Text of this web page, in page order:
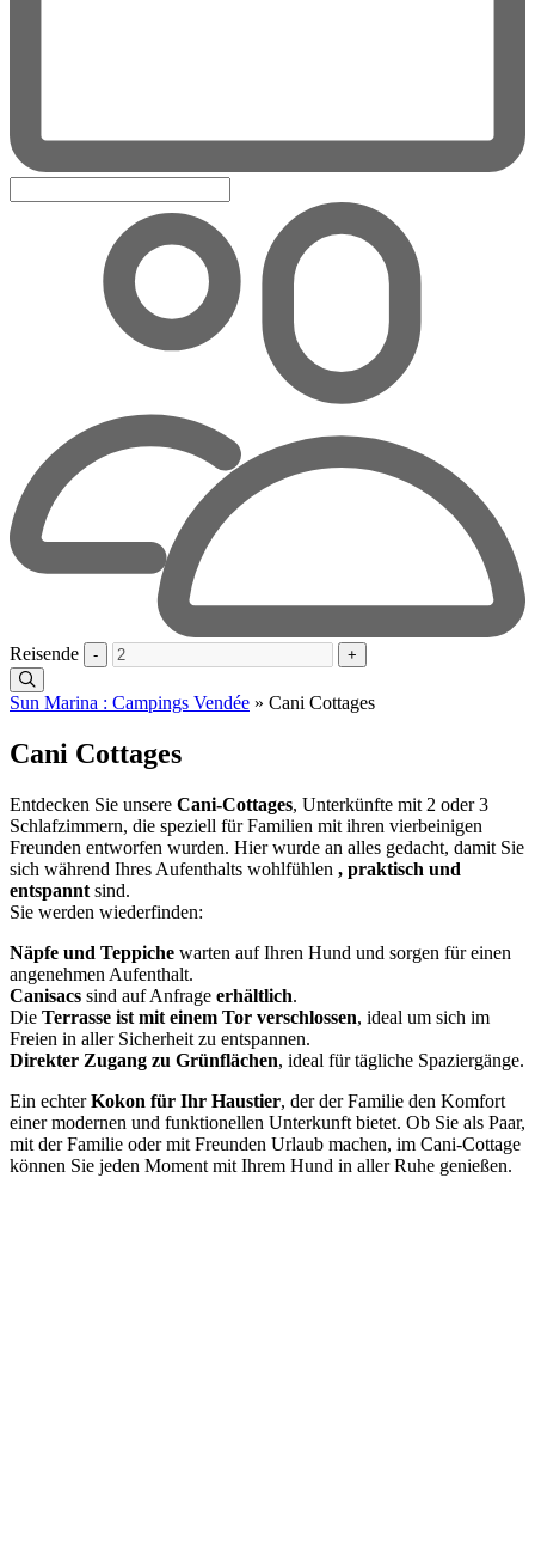
Reisende - +
Sun Marina : Campings Vendée » Cani Cottages
Cani Cottages
Entdecken Sie unsere Cani-Cottages, Unterkünfte mit 2 oder 3
Schlafzimmern, die speziell für Familien mit ihren vierbeinigen
Freunden entworfen wurden. Hier wurde an alles gedacht, damit Sie
sich während Ihres Aufenthalts wohlfühlen , praktisch und
entspannt sind.
Sie werden wiederfinden:
Näpfe und Teppiche warten auf Ihren Hund und sorgen für einen
angenehmen Aufenthalt.
Canisacs sind auf Anfrage erhältlich.
Die Terrasse ist mit einem Tor verschlossen, ideal um sich im
Freien in aller Sicherheit zu entspannen.
Direkter Zugang zu Grünflächen, ideal für tägliche Spaziergänge.
Ein echterKokon für Ihr Haustier, der der Familie den Komfort
einer modernen und funktionellen Unterkunft bietet. Ob Sie als Paar,
mit der Familie oder mit Freunden Urlaub machen, im Cani-Cottage
können Sie jeden Moment mit Ihrem Hund in aller Ruhe genießen.